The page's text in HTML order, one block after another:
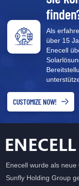
Als
über 15
Enecell
CUSTOMIZE NOW!
Enecell wurde als
Sunfly Holding Group